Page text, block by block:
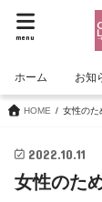
menu
ホーム お知
HOME 女性のた
2022.10.11
女性のた